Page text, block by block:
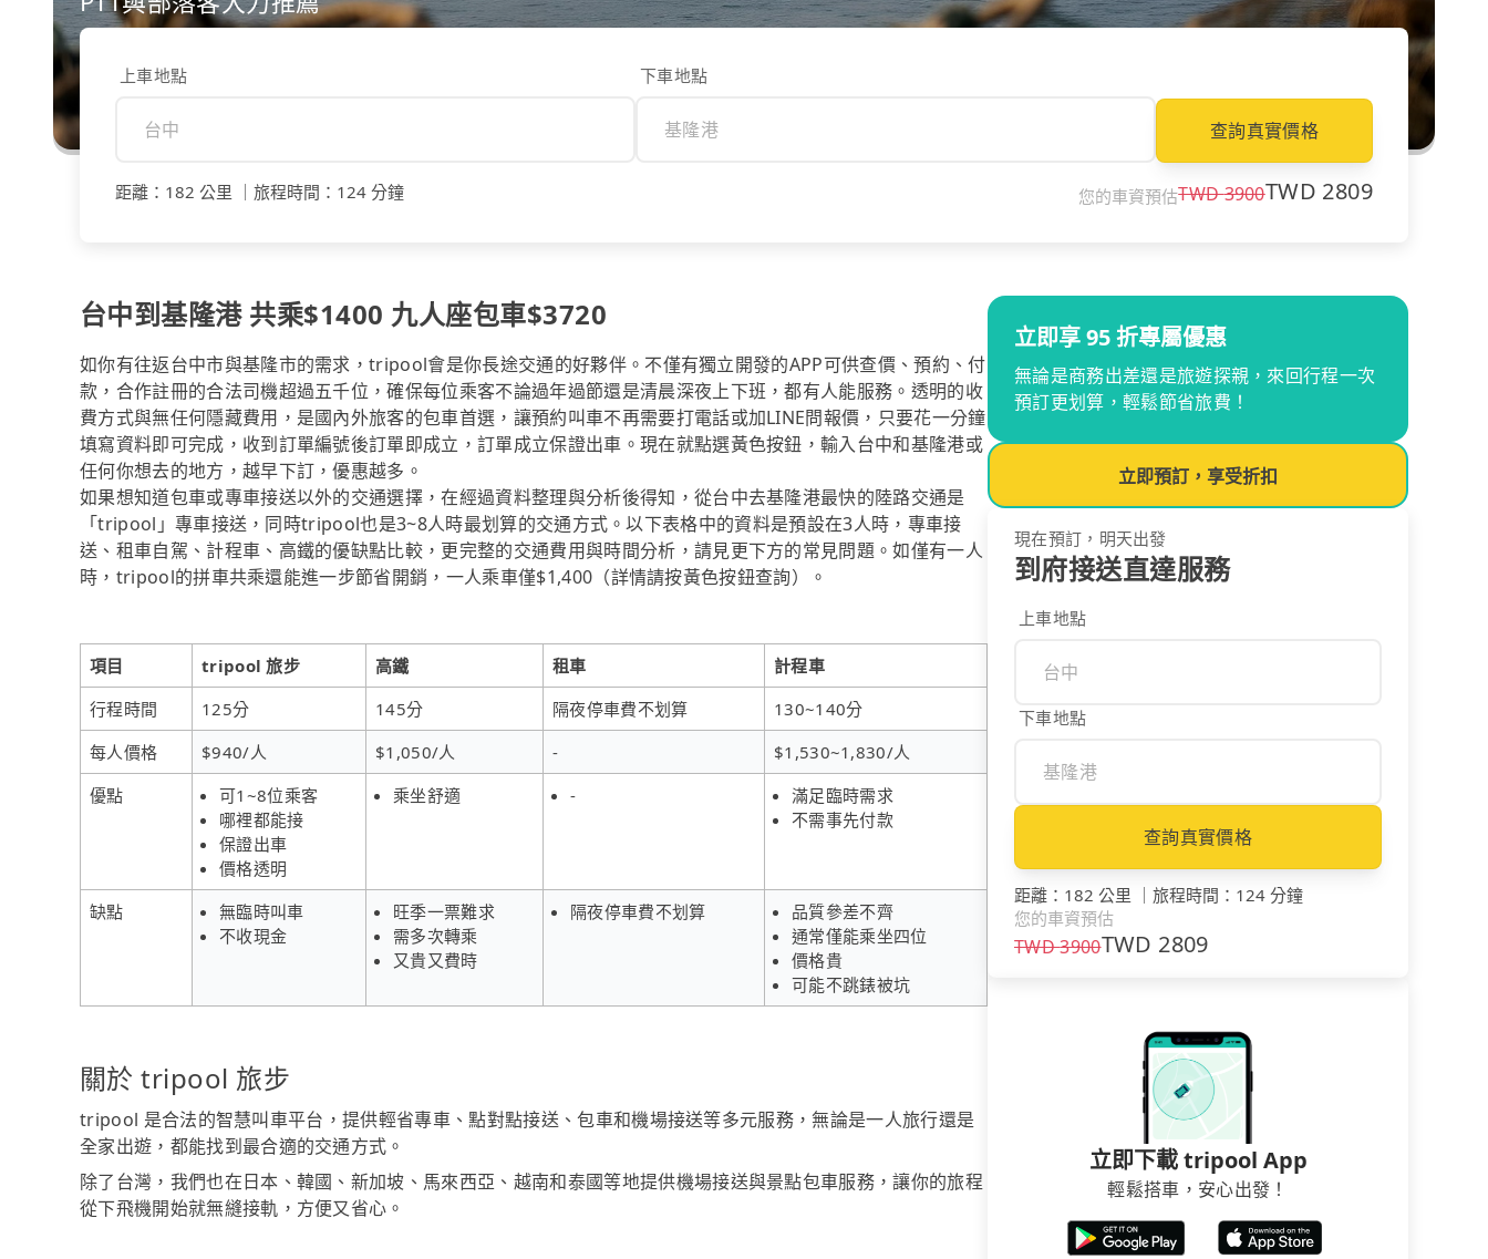
上車地點 下車地點
查詢真實價格
距離 ： 182 公里 旅程時間 ： 124 分鐘 您的車資預估TWD3900TWD 2809
台中到基隆港 共乘$1400 九人座包車$3720
如你有往返台中市與基隆市的需求，tripool會是你長途交通的好夥伴。不僅有獨立開發的APP可供查價、預約、付
款，合作註冊的合法司機超過五千位，確保每位乘客不論過年過節還是清晨深夜上下班，都有人能服務。透明的收
費方式與無任何隱藏費用，是國內外旅客的包車首選，讓預約叫車不再需要打電話或加LINE問報價，只要花一分鐘
填寫資料即可完成，收到訂單編號後訂單即成立，訂單成立保證出車。現在就點選黃色按鈕，輸入台中和基隆港或
任何你想去的地方，越早下訂，優惠越多。
如果想知道包車或專車接送以外的交通選擇，在經過資料整理與分析後得知，從台中去基隆港最快的陸路交通是
「tripool」專車接送，同時tripool也是3~8人時最划算的交通方式。以下表格中的資料是預設在3人時，專車接
送、租車自駕、計程車、高鐵的優缺點比較，更完整的交通費用與時間分析，請見更下方的常見問題。如僅有一人
時，tripool的拼車共乘還能進一步節省開銷，一人乘車僅$1,400（詳情請按黃色按鈕查詢）。
項目 tripool 旅步 高鐵 租車
計程車
行程時間
125分 145分 隔夜停車費不划算
130~140分
每人價格
$940/人 $1,050/人 -
$1,530~1,830/人
優點
可1~8位乘客
哪裡都能接
保證出車
價格透明
乘坐舒適 -
滿足臨時需求
不需事先付款
缺點
無臨時叫車
不收現金
旺季一票難求
需多次轉乘
又貴又費時
隔夜停車費不划算
品質參差不齊
通常僅能乘坐四位
價格貴
可能不跳錶被坑
關於 tripool 旅步
tripool 是合法的智慧叫車平台，提供輕省專車、點對點接送、包車和機場接送等多元服務，無論是一人旅行還是
全家出遊，都能找到最合適的交通方式。
除了台灣，我們也在日本、韓國、新加坡、馬來西亞、越南和泰國等地提供機場接送與景點包車服務，讓你的旅程
從下飛機開始就無縫接軌，方便又省心。
立即享 95 折專屬優惠
無論是商務出差還是旅遊探親，來回行程一次
預訂更划算，輕鬆節省旅費！
立即預訂，享受折扣
現在預訂，明天出發
到府接送直達服務
上車地點
下車地點
查詢真實價格
距離 ： 182 公里 ｜ 旅程時間 ： 124 分鐘
您的車資預估
TWD3900TWD 2809
立即下載 tripool App
輕鬆搭車，安心出發！